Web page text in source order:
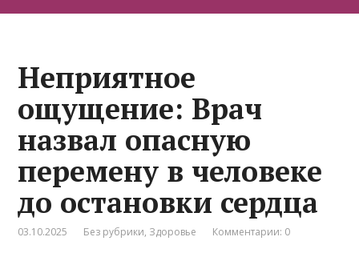
Неприятное
ощущение: Врач
назвал опасную
перемену в человеке
до остановки сердца
03.10.2025 Без рубрики, Здоровье Комментарии: 0